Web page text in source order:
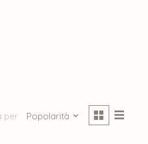
per Popolarità